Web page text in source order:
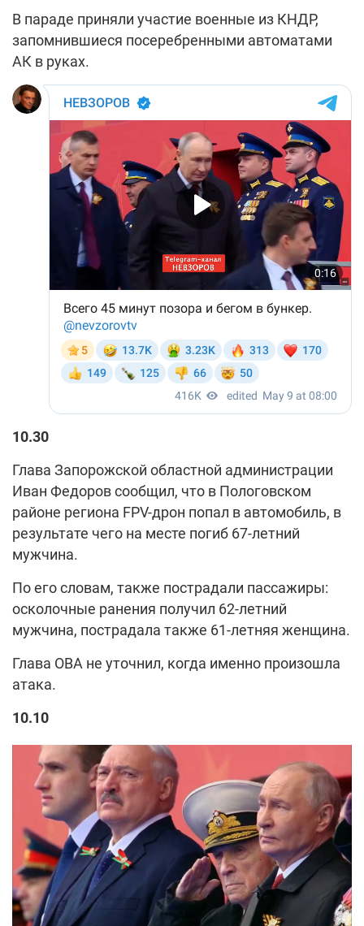
В параде приняли участие военные из КНДР,
запомнившиеся посеребренными автоматами
АК в руках.
10.30
Глава Запорожской областной администрации
Иван Федоров сообщил, что в Пологовском
районе региона FPV-дрон попал в автомобиль, в
результате чего на месте погиб 67-летний
мужчина.
По его словам, также пострадали пассажиры:
осколочные ранения получил 62-летний
мужчина, пострадала также 61-летняя женщина.
Глава ОВА не уточнил, когда именно произошла
атака.
10.10